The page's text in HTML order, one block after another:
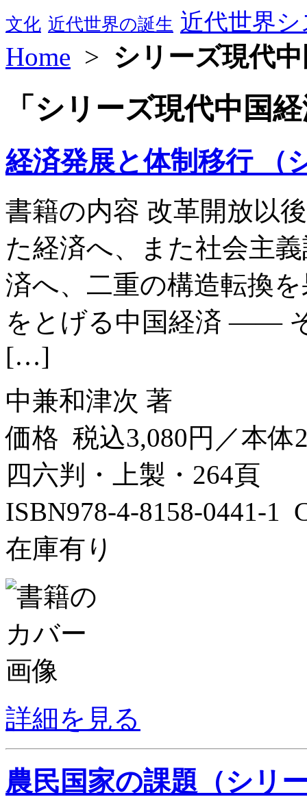
文化 近代世界の誕生 近代世界
Home > シリーズ現代
「シリーズ現代中国
経済発展と体制移行 （
書籍の内容 改革開放以
た経済へ、また社会主
済へ、二重の構造転換
をとげる中国経済 ——
[…]
中兼和津次 著
価格 税込3,080円／本体
四六判・上製・264頁
ISBN978-4-8158-0441-1
在庫有り
詳細を見る
農民国家の課題（シリ